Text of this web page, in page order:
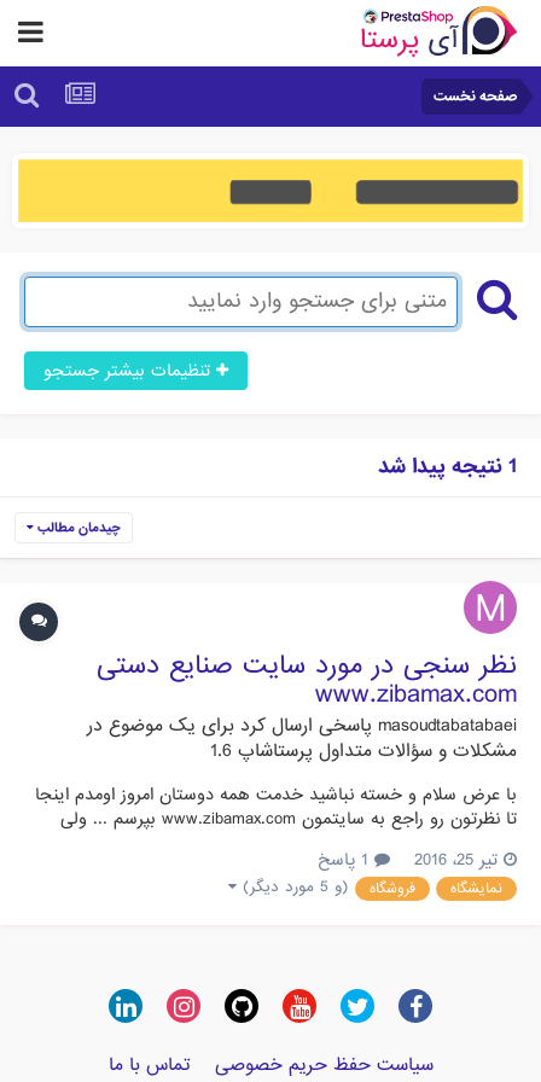
صفحه نخست
تنظیمات بیشتر جستجو
1 نتیجه پیدا شد
چیدمان مطالب
نظر سنجی در مورد سایت صنایع دستی
www.zibamax.com
masoudtabatabaei پاسخی ارسال کرد برای یک موضوع در
مشکلات و سؤالات متداول پرستاشاپ 1.6
با عرض سلام و خسته نباشید خدمت همه دوستان امروز اومدم اینجا
تا نظرتون رو راجع به سایتمون www.zibamax.com بپرسم ... ولی
یه نمایشگاه و فروشگاه آنلاین صنایع دستی هست که انواع صنایع
دستی رو با مناسب ترین قیمت و بهترین کیفیت به سراسر کشور
تیر 25، 2016
نمایشگاه فروشگاه (و 5 مورد دیگر)
سیاست حفظ حریم خصوصی تماس با ما